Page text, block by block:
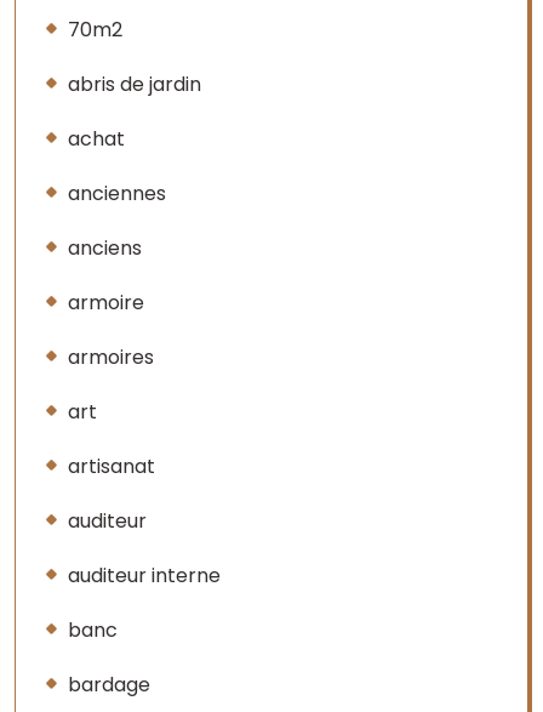
70m2
abris de jardin
achat
anciennes
anciens
armoire
armoires
art
artisanat
auditeur
auditeur interne
banc
bardage